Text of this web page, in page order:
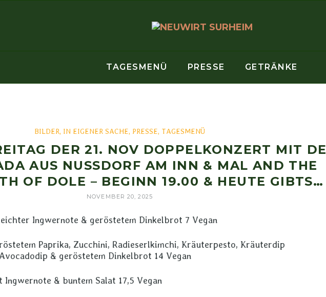
TAGESMENÜ PRESSE GETRÄNKE
BILDER, IN EIGENER SACHE, PRESSE, TAGESMENÜ
DER 21. NOV DOPPELKONZERT MIT DE
AUS NUSSDORF AM INN & MAL AND THE L
OF DOLE – BEGINN 19.00 & HEUTE GIBTS…
NOVEMBER 20, 2025
Ingwernote & geröstetem Dinkelbrot 7 Vegan
Paprika, Zucchini, Radieserlkimchi, Kräuterpesto, Kräuterdip
& geröstetem Dinkelbrot 14 Vegan
& buntem Salat 17,5 Vegan